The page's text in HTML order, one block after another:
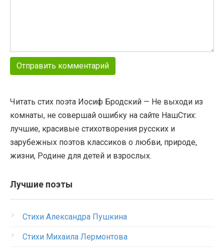
Читать стих поэта Иосиф Бродский — Не выходи из
комнаты, не совершай ошибку на сайте НашСтих:
лучшие, красивые стихотворения русских и
зарубежных поэтов классиков о любви, природе,
жизни, Родине для детей и взрослых.
Лучшие поэты
Стихи Александра Пушкина
Стихи Михаила Лермонтова